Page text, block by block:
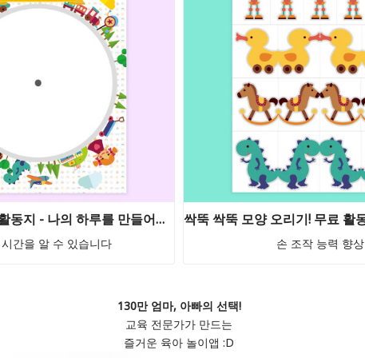
생활계획표 무료 활동지 - 나의 하루를 만들어요 ★ 즉시 다운로드 가능!
간을 알 수 있습니다 손 조작 능력 향상
130만 엄마, 아빠의 선택!
교육 전문가가 만드는
즐거운 육아 놀이앱 :D